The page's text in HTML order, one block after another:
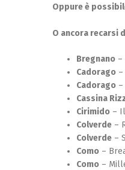
Oppure è
O ancora recarsi
Bregnano –
Cadorago
Cadorago
Cassina
Cirimido –
Colverde –
Colverde –
Como –
Como –